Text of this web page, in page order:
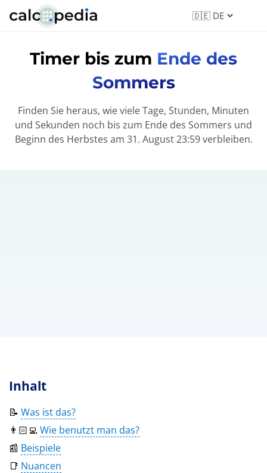
Timer bis zum Ende des
Sommers
Finden Sie heraus, wie viele Tage, Stunden, Minuten
und Sekunden noch bis zum Ende des Sommers und
Beginn des Herbstes am 31. August 23:59 verbleiben.
Inhalt
📝 Was ist das?
👨🏻‍💻 Wie benutzt man das?
📰 Beispiele
📑 Nuancen